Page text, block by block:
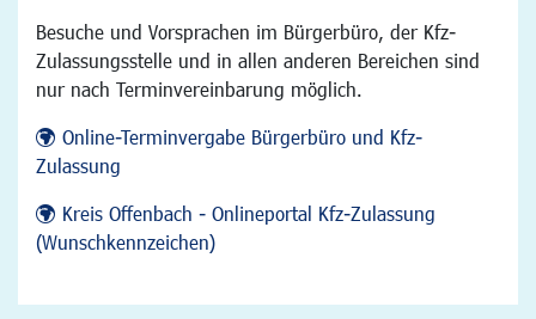
Besuche und Vorsprachen im Bürgerbüro, der Kfz-
Zulassungsstelle und in allen anderen Bereichen sind
nur nach Terminvereinbarung möglich.
Online-Terminvergabe Bürgerbüro und Kfz-
Zulassung
Kreis Offenbach - Onlineportal Kfz-Zulassung
(Wunschkennzeichen)